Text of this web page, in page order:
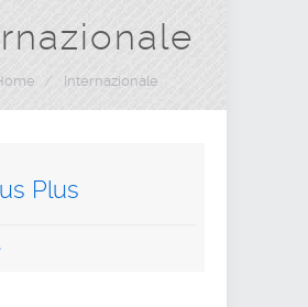
/ Internazionale
Plus